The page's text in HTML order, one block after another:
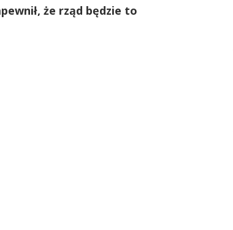
że rząd będzie to